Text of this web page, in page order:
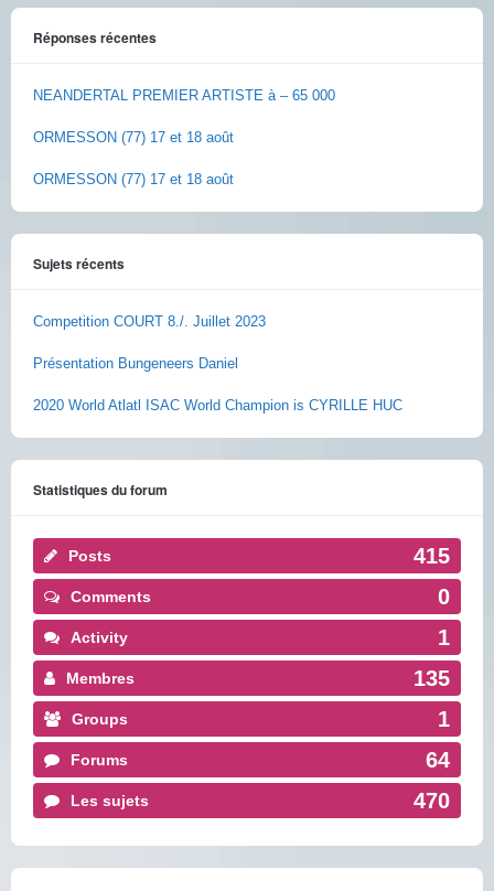
Réponses récentes
NEANDERTAL PREMIER ARTISTE à – 65 000
ORMESSON (77) 17 et 18 août
ORMESSON (77) 17 et 18 août
Sujets récents
Competition COURT 8./. Juillet 2023
Présentation Bungeneers Daniel
2020 World Atlatl ISAC World Champion is CYRILLE HUC
Statistiques du forum
Posts 415
Comments 0
Activity 1
Membres 135
Groups 1
Forums 64
Les sujets 470